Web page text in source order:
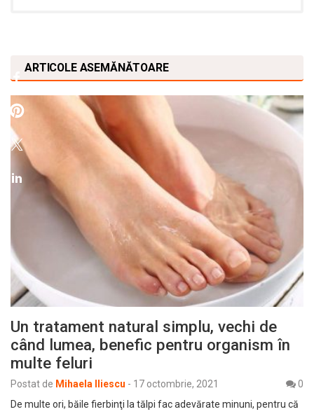
ARTICOLE ASEMĂNĂTOARE
Un tratament natural simplu, vechi de
când lumea, benefic pentru organism în
multe feluri
Postat de Mihaela Iliescu - 17 octombrie, 2021
0
De multe ori, băile fierbinţi la tălpi fac adevărate minuni, pentru că